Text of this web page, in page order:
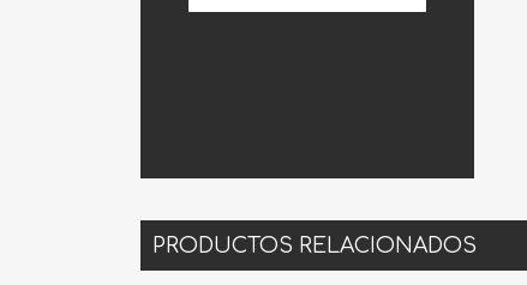
PRODUCTOS RELACIONADOS